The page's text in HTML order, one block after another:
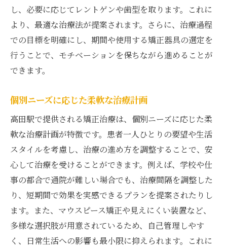
し、必要に応じてレントゲンや歯型を取ります。これに
より、最適な治療法が提案されます。さらに、治療過程
での目標を明確にし、期間や使用する矯正器具の選定を
行うことで、モチベーションを保ちながら進めることが
できます。
個別ニーズに応じた柔軟な治療計画
高田駅で提供される矯正治療は、個別ニーズに応じた柔
軟な治療計画が特徴です。患者一人ひとりの要望や生活
スタイルを考慮し、治療の進め方を調整することで、安
心して治療を受けることができます。例えば、学校や仕
事の都合で通院が難しい場合でも、治療間隔を調整した
り、短期間で効果を実感できるプランを提案されたりし
ます。また、マウスピース矯正や見えにくい装置など、
多様な選択肢が用意されているため、自己管理しやす
く、日常生活への影響も最小限に抑えられます。これに